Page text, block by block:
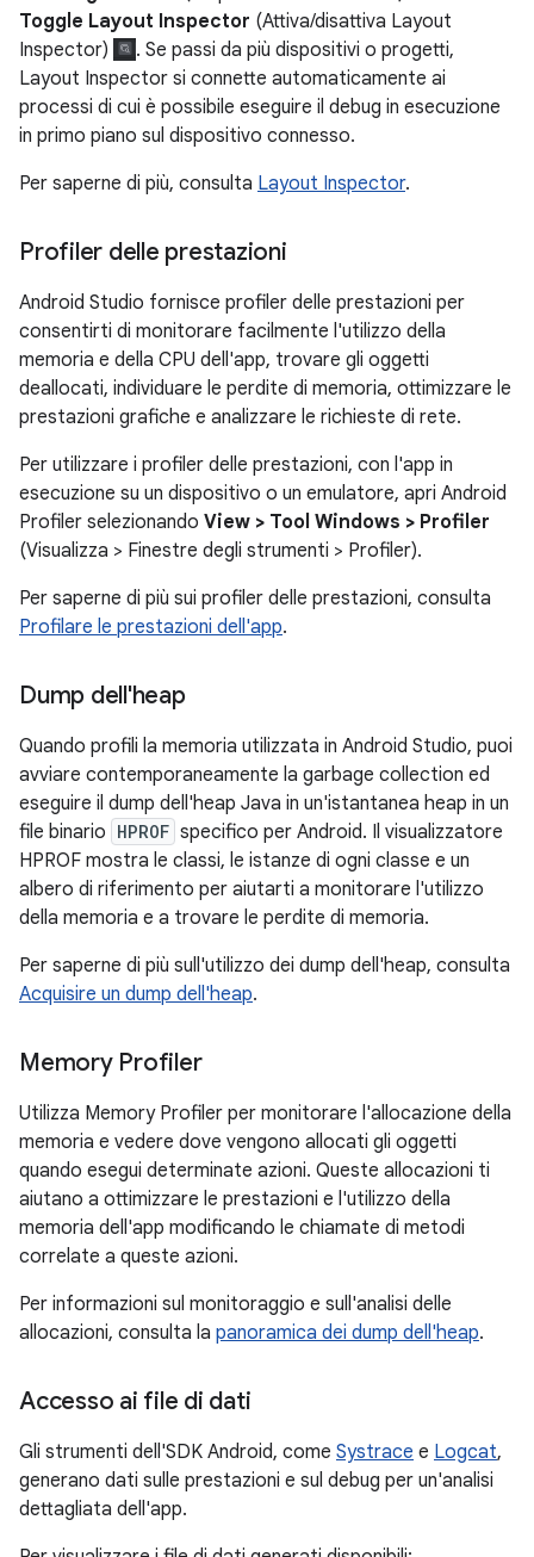
Toggle Layout Inspector (Attiva/disattiva Layout
Inspector)
. Se passi da più dispositivi o progetti,
Layout Inspector si connette automaticamente ai
processi di cui è possibile eseguire il debug in esecuzione
in primo piano sul dispositivo connesso.
Per saperne di più, consulta Layout Inspector.
Profiler delle prestazioni
Android Studio fornisce profiler delle prestazioni per
consentirti di monitorare facilmente l'utilizzo della
memoria e della CPU dell'app, trovare gli oggetti
deallocati, individuare le perdite di memoria, ottimizzare le
prestazioni grafiche e analizzare le richieste di rete.
Per utilizzare i profiler delle prestazioni, con l'app in
esecuzione su un dispositivo o un emulatore, apri Android
Profiler selezionando View > Tool Windows > Profiler
(Visualizza > Finestre degli strumenti > Profiler).
Per saperne di più sui profiler delle prestazioni, consulta
Profilare le prestazioni dell'app.
Dump dell'heap
Quando profili la memoria utilizzata in Android Studio, puoi
avviare contemporaneamente la garbage collection ed
eseguire il dump dell'heap Java in un'istantanea heap in un
file binario HPROF specifico per Android. Il visualizzatore
HPROF mostra le classi, le istanze di ogni classe e un
albero di riferimento per aiutarti a monitorare l'utilizzo
della memoria e a trovare le perdite di memoria.
Per saperne di più sull'utilizzo dei dump dell'heap, consulta
Acquisire un dump dell'heap.
Memory Profiler
Utilizza Memory Profiler per monitorare l'allocazione della
memoria e vedere dove vengono allocati gli oggetti
quando esegui determinate azioni. Queste allocazioni ti
aiutano a ottimizzare le prestazioni e l'utilizzo della
memoria dell'app modificando le chiamate di metodi
correlate a queste azioni.
Per informazioni sul monitoraggio e sull'analisi delle
allocazioni, consulta la panoramica dei dump dell'heap.
Accesso ai file di dati
Gli strumenti dell'SDK Android, come Systrace e Logcat,
generano dati sulle prestazioni e sul debug per un'analisi
dettagliata dell'app.